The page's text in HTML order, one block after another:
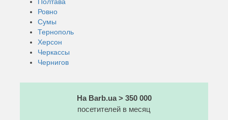
Ровно
Сумы
Тернополь
Херсон
Черкассы
Чернигов
На Barb.ua > 350 000
посетителей в месяц